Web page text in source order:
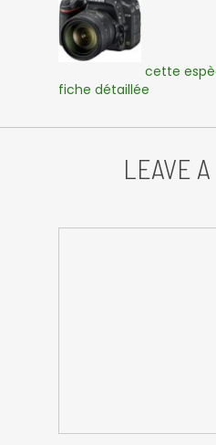
cette
fiche détaillée
LEAVE